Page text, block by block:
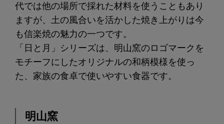
代では他の場所で採れた材料を使うこともあり
ますが、土の風合いを活かした焼き上がりは今
も信楽焼の魅力の一つです。
「日と月」シリーズは、明山窯のロゴマークを
モチーフにしたオリジナルの和柄模様を使っ
た、家族の食卓で使いやすい食器です。
明山窯